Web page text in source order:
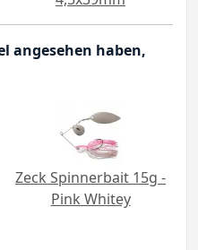
angesehen haben,
Zeck Spinnerbait 15g -
Pink Whitey